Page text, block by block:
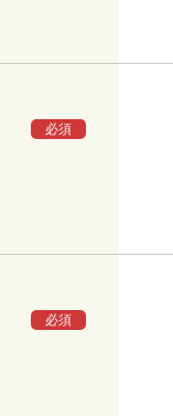
必須
必須